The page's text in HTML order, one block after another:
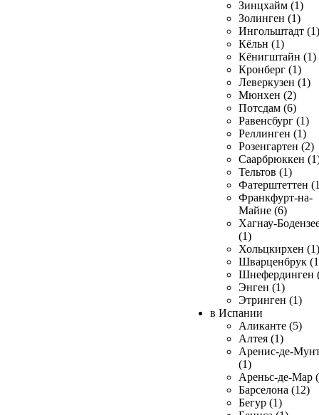
Зинцхайм (1)
Золинген (1)
Ингольштадт (1)
Кёльн (1)
Кёнигштайн (1)
Кронберг (1)
Леверкузен (1)
Мюнхен (2)
Потсдам (6)
Равенсбург (1)
Реллинген (1)
Розенгартен (2)
Саарбрюккен
Тельтов (1)
Фатерштеттен
Франкфурт-на-
Майне (6)
Хагнау-
(1)
Хольцкирхен (1)
Шварценбрук
Шнефердинген
Энген (1)
Этринген (1)
в Испании
Аликанте (5)
Алтея (1)
Аренис-де-
(1)
Ареньс-де-Мар
Барселона (12)
Бегур (1)